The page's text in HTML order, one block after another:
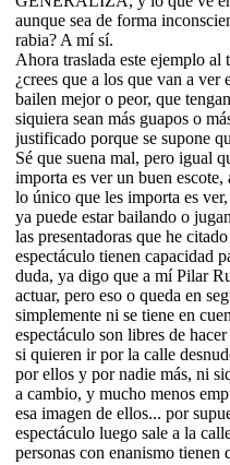
aunque sea de forma
rabia? A mí sí.
Ahora traslada este ejemplo al
¿crees que a los que van a ver
bailen mejor o peor, que
siquiera sean más guapos o
justificado porque se supone
Sé que suena mal, pero igual
importa es ver un buen escote,
lo único que les importa es
ya puede estar bailando o
las presentadoras que he
espectáculo tienen capacidad
duda, ya digo que a mí Pilar
actuar, pero eso o queda en
simplemente ni se tiene en
espectáculo son libres de
si quieren ir por la calle
por ellos y por nadie más, ni
a cambio, y mucho menos
esa imagen de ellos... por
espectáculo luego sale a la
personas con enanismo tienen